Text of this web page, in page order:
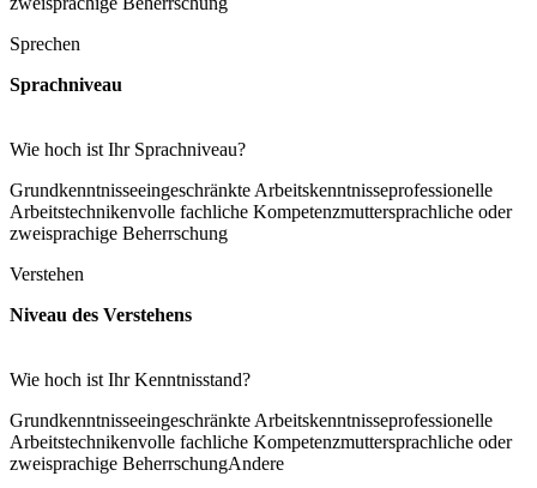
Sprechen
Sprachniveau
Wie hoch ist Ihr Sprachniveau?
Grundkenntnisseeingeschränkte Arbeitskenntnisseprofessionelle
Arbeitstechnikenvolle fachliche Kompetenzmuttersprachliche oder
zweisprachige Beherrschung
Verstehen
Niveau des Verstehens
Wie hoch ist Ihr Kenntnisstand?
Grundkenntnisseeingeschränkte Arbeitskenntnisseprofessionelle
Arbeitstechnikenvolle fachliche Kompetenzmuttersprachliche oder
zweisprachige BeherrschungAndere